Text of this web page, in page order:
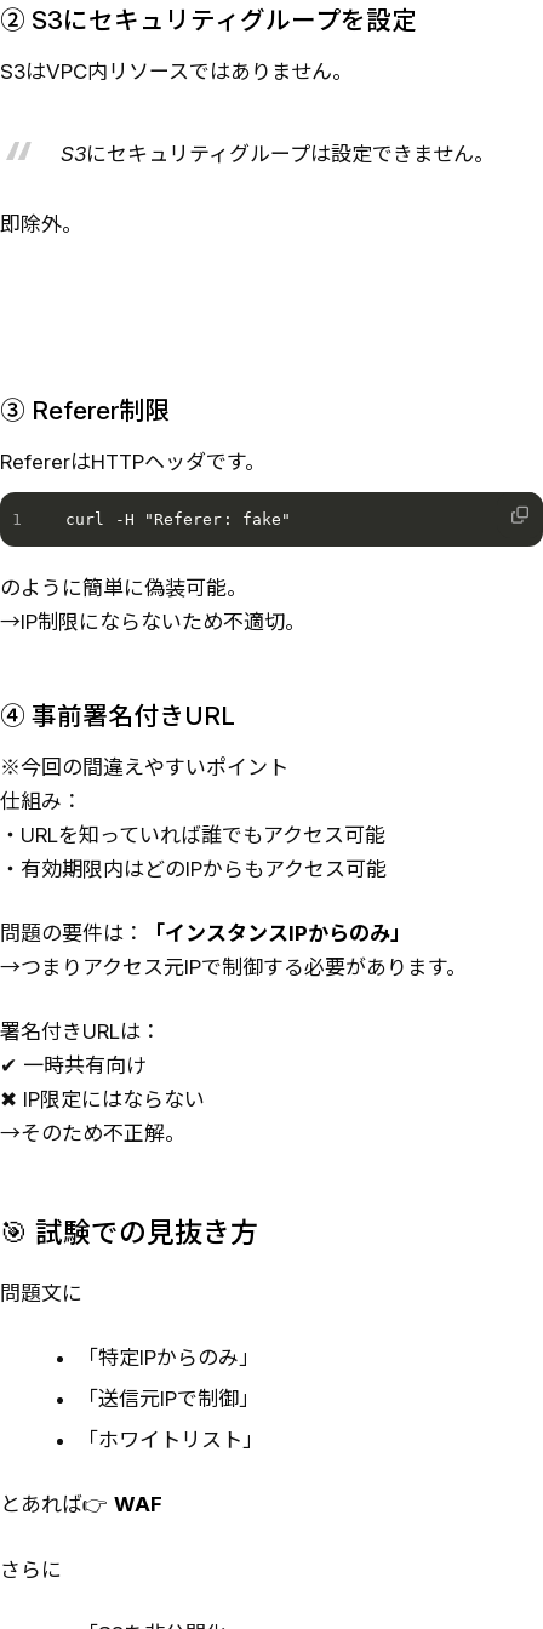
② S3にセキュリティグループを設定
S3はVPC内リソースではありません。
S3にセキュリティグループは設定できません。
即除外。
③ Referer制限
RefererはHTTPヘッダです。
curl -H "Referer: fake"
のように簡単に偽装可能。
→IP制限にならないため不適切。
④ 事前署名付きURL
※今回の間違えやすいポイント
仕組み：
・URLを知っていれば誰でもアクセス可能
・有効期限内はどのIPからもアクセス可能
問題の要件は：
「インスタンスIPからのみ」
→つまりアクセス元IPで制御する必要があります。
署名付きURLは：
✔ 一時共有向け
✖ IP限定にはならない
→そのため不正解。
🎯 試験での見抜き方
問題文に
「特定IPからのみ」
「送信元IPで制御」
「ホワイトリスト」
とあれば👉 WAF
さらに